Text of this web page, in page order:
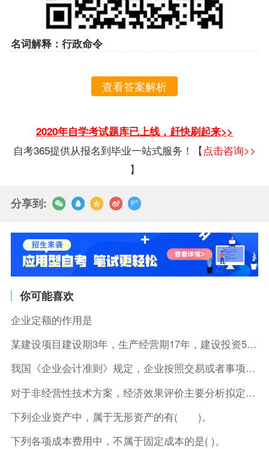
名词解释：行政命令
查看答案解析
2020年自学考试题库已上线，赶快刷起来>>
自考365提供从报名到毕业一站式服务！【点击咨询>>
】
分享到:
你可能喜欢
企业定额的作用是
某建设项目建设期3年，生产经营期17年，建设投资5500万元
我国《企业会计准则》规定，企业按照交易或者事项的经济特征确定
对于非经营性技术方案，经济效果评价主要分析拟定方案的( )。
下列企业资产中，属于无形资产的有( )。
下列各项成本费用中，不属于固定成本的是( )。